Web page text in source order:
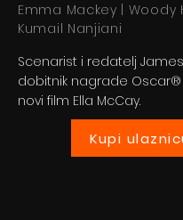
Emma Mackey | Woody
Kumail Nanjiani
Scenarist i redatelj James
dobitnik nagrade
novi film Ella McCay.
Kupi